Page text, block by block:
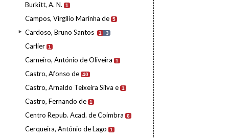
Burkitt, A. N. 1
Campos, Virgílio Marinha de 5
Cardoso, Bruno Santos 1 3
Carlier 1
Carneiro, António de Oliveira 1
Castro, Afonso de 40
Castro, Arnaldo Teixeira Silva e 1
Castro, Fernando de 1
Centro Repub. Acad. de Coimbra 6
Cerqueira, António de Lago 1